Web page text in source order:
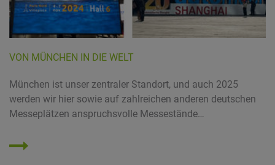
VON MÜNCHEN IN DIE WELT
München ist unser zentraler Standort, und auch 2025
werden wir hier sowie auf zahlreichen anderen deutschen
Messeplätzen anspruchsvolle Messestände…